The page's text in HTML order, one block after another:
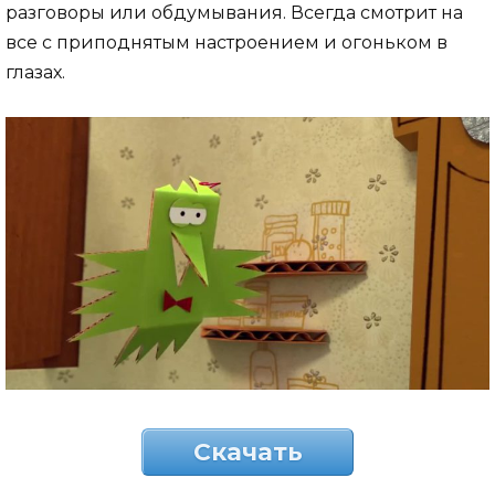
разговоры или обдумывания. Всегда смотрит на
все с приподнятым настроением и огоньком в
глазах.
Скачать